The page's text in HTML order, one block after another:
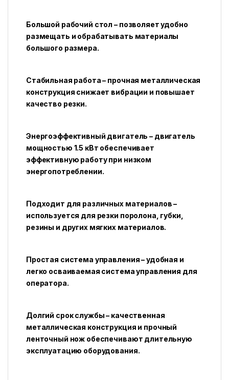
Большой рабочий стол – позволяет удобно
размещать и обрабатывать материалы
большого размера.
Стабильная работа – прочная металлическая
конструкция снижает вибрации и повышает
качество резки.
Энергоэффективный двигатель – двигатель
мощностью 1.5 кВт обеспечивает
эффективную работу при низком
энергопотреблении.
Подходит для различных материалов –
используется для резки поролона, губки,
резины и других мягких материалов.
Простая система управления – удобная и
легко осваиваемая система управления для
оператора.
Долгий срок службы – качественная
металлическая конструкция и прочный
ленточный нож обеспечивают длительную
эксплуатацию оборудования.